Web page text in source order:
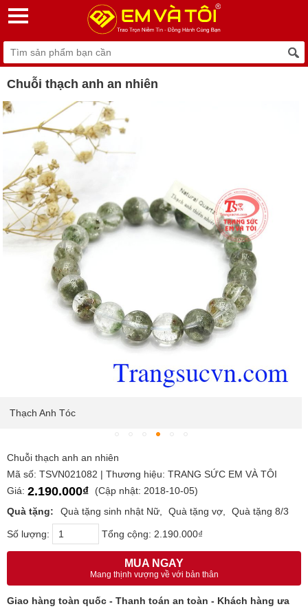
Chuỗi thạch anh an nhiên
Thạch Anh Tóc
Chuỗi thạch anh an nhiên
Mã số: TSVN021082 | Thương hiệu: TRANG SỨC EM VÀ TÔI
Giá: 2.190.000₫
(Cập nhật: 2018-10-05)
Quà tặng:
Quà tặng sinh nhật Nữ Quà tặng vợ Quà tặng 8/3
Số lượng: Tổng cộng: 2.190.000₫
MUA NGAY
Mang thịnh vượng về với bản thân
Giao hàng toàn quốc - Thanh toán an toàn - Khách hàng ưa